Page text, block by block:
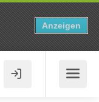
Anzeigen